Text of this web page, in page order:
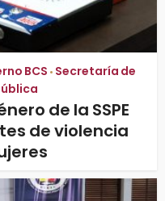
BCS • Secretaría de
de la SSPE
de violencia